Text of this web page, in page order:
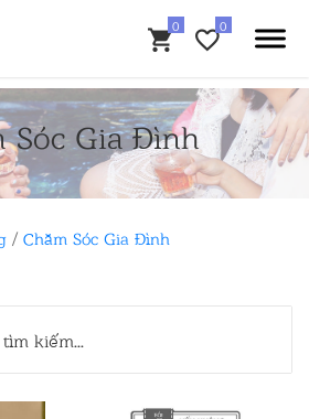
Sóc Gia Đình
/ Chăm Sóc Gia Đình